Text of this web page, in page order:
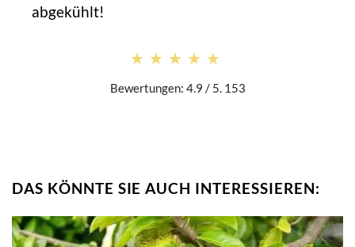
abgekühlt!
★★★★★
★★★★★
Bewertungen: 4.9 / 5. 153
DAS KÖNNTE SIE AUCH INTERESSIEREN: